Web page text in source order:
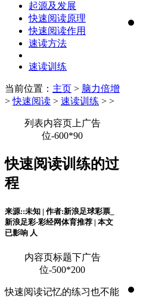
起源及发展
快速阅读原理
快速阅读作用
速读方法
速读训练
当前位置： 主页 > 脑力倍增
>快速阅读 > 速读训练 > >
列表内容页上广告
位-600*90
快速阅读训练的过
程
来源::未知 | 作者:新浪足球彩票_
新浪足彩-彩经网体育推荐 | 本文
已影响 人
内容页标题下广告
位-500*200
快速阅读记忆的练习也不能